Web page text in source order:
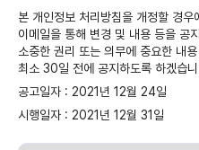
본 개인정보 처리방침을 개정할 경
이메일을 통해 변경 및 내용 등을 공
소중한 권리 또는 의무에 중요한 내
최소 30일 전에 공지하도록 하겠습
공고일자 : 2021년 12월 24일
시행일자 : 2021년 12월 31일